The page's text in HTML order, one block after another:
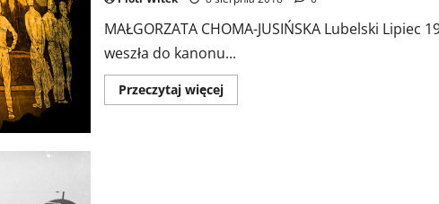
історичній
XIX
XX
MAŁGORZATA CHOMA-JUSIŃSKA Lubelski
weszła do kanonu...
Przeczytaj więcejPrzeczytaj
więcej